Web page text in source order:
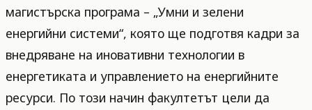
магистърска програма – „Умни и зелени
енергийни системи“, която ще подготвя кадри за
внедряване на иновативни технологии в
енергетиката и управлението на енергийните
ресурси. По този начин факултетът цели да